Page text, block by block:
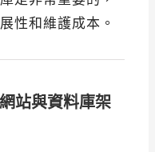
性和維護成本。
站與資料庫架